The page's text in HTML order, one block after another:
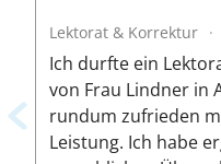
Lektorat & Korrektur ·
Ich durfte ein
von Frau Lindner in
rundum zufrieden
Leistung. Ich habe